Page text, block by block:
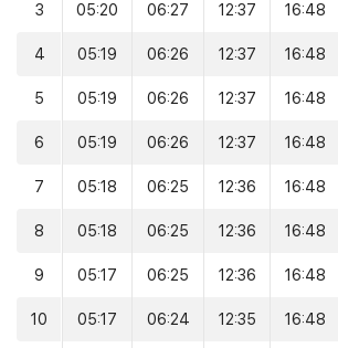
3 05:20 06:27 12:37 16:48
4 05:19 06:26 12:37 16:48
5 05:19 06:26 12:37 16:48
6 05:19 06:26 12:37 16:48
7 05:18 06:25 12:36 16:48
8 05:18 06:25 12:36 16:48
9 05:17 06:25 12:36 16:48
10 05:17 06:24 12:35 16:48